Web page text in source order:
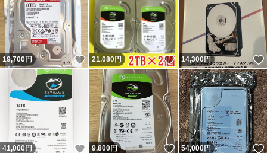
19,700円 いいね！
21,080円 いいね！
14,300円
41,000 円 いいね！
9,800円 いいね！
54,000円